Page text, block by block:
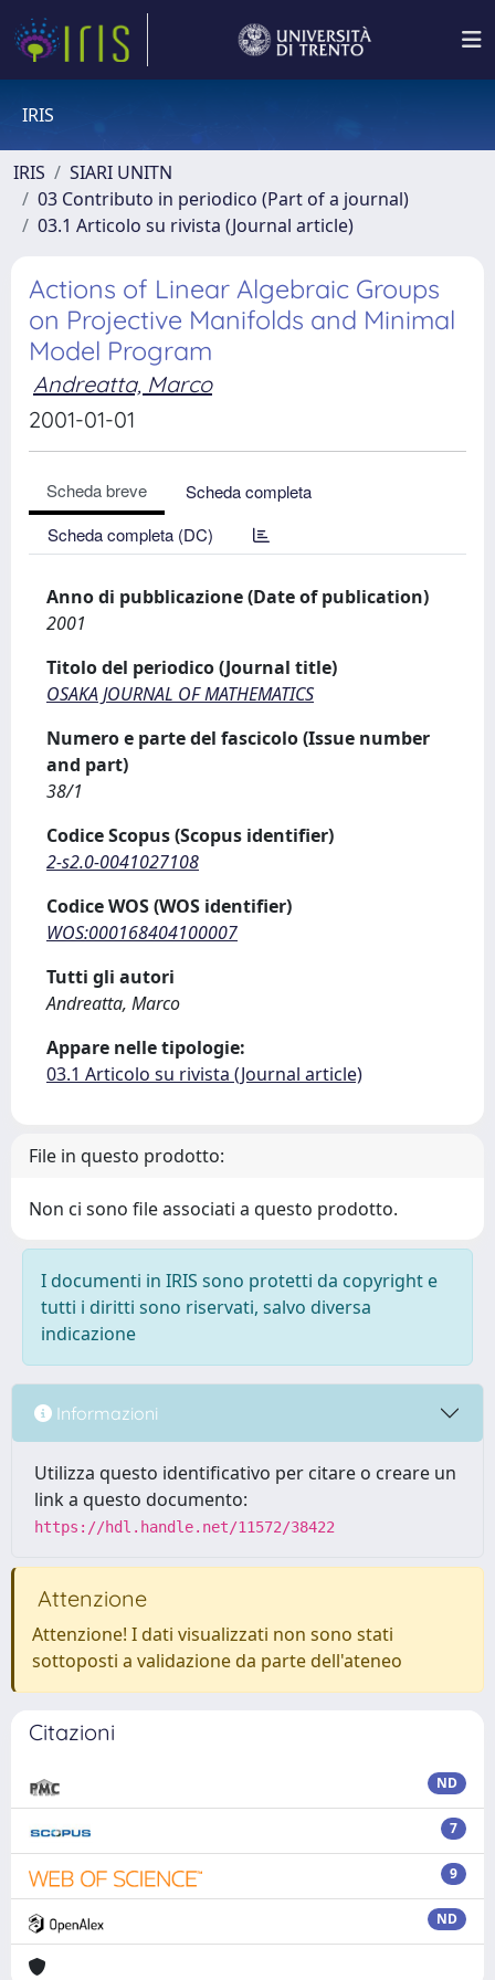
IRIS
IRIS
SIARI UNITN
03 Contributo in periodico (Part of a journal)
03.1 Articolo su rivista (Journal article)
Actions of Linear Algebraic Groups
on Projective Manifolds and Minimal
Model Program
Andreatta, Marco
2001-01-01
Scheda breve
Scheda completa
Scheda completa (DC)
Anno di pubblicazione (Date of publication)
2001
Titolo del periodico (Journal title)
OSAKA JOURNAL OF MATHEMATICS
Numero e parte del fascicolo (Issue number
and part)
38/1
Codice Scopus (Scopus identifier)
2-s2.0-0041027108
Codice WOS (WOS identifier)
WOS:000168404100007
Tutti gli autori
Andreatta, Marco
Appare nelle tipologie:
03.1 Articolo su rivista (Journal article)
File in questo prodotto:
Non ci sono file associati a questo prodotto.
I documenti in IRIS sono protetti da copyright e
tutti i diritti sono riservati, salvo diversa
indicazione
Informazioni
Utilizza questo identificativo per citare o creare un
link a questo documento:
https://hdl.handle.net/11572/38422
Attenzione
Attenzione! I dati visualizzati non sono stati
sottoposti a validazione da parte dell'ateneo
Citazioni
ND
7
9
ND